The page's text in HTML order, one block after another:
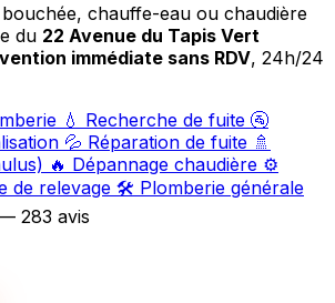
chauffe-eau ou chaudière
du 22 Avenue du Tapis Vert
immédiate sans RDV, 24h/24
💧 Recherche de fuite 🚰
💦 Réparation de fuite 🚿
🔥 Dépannage chaudière ⚙️
de relevage 🛠️ Plomberie générale
283 avis